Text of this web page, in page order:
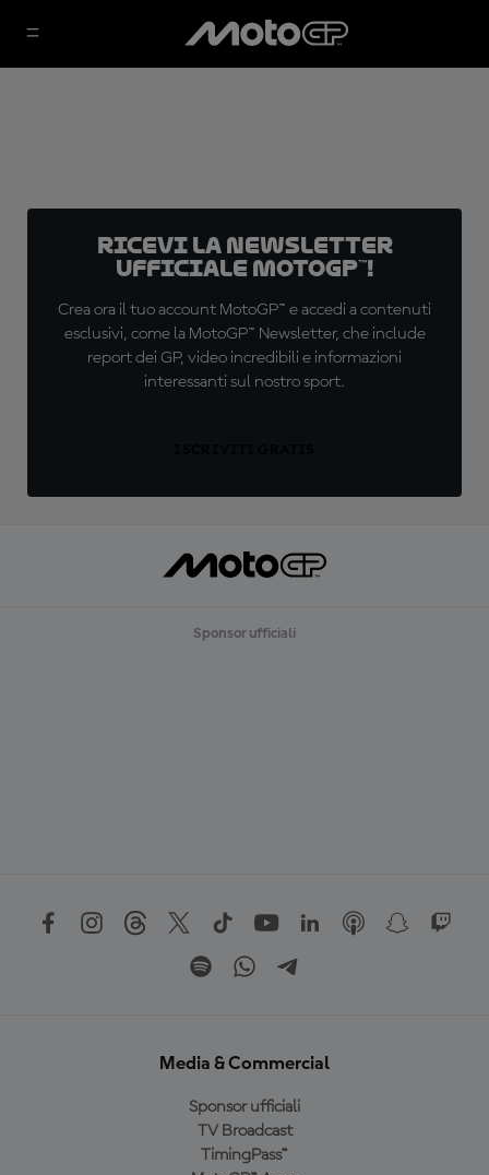
Ricevi la newsletter
ufficiale MotoGP™!
Crea ora il tuo account MotoGP™ e accedi a contenuti
esclusivi, come la MotoGP™ Newsletter, che include
report dei GP, video incredibili e informazioni
interessanti sul nostro sport.
Sponsor ufficiali
Media & Commercial
Sponsor ufficiali
TV Broadcast
TimingPass™